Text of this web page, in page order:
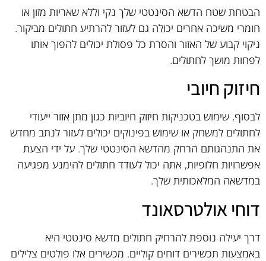
הבטחת שטח הדשא הסינטטי שלך נקי וללא שאריות מזון או
חומרי משיכה אחרים יכולה גם לעזור להרתיע חתולים מביקור.
ניקוי קבוע של האזור והסרת כל פסולת יכולים להפוך אותו
לפחות מושך לחתולים.
חיזוק חיובי
לבסוף, שימוש בטכניקות חיזוק חיוביות כגון מתן אזור ייעודי
לחתולים למשחק או שימוש בפינוקים יכולים לעזור לנתב מחדש
את התנהגותם הרחק מהדשא הסינטטי שלך. על ידי הצעת
אפשרויות חלופיות, אתה יכול לעודד חתולים להימנע מפגיעה
במדשאה המלאכותית שלך.
דוחי אולטרסאונד
דרך יעילה נוספת להרחיק חתולים מדשא סינטטי היא
באמצעות תכשירים דוחים קוליים. מכשירים אלו פולטים צלילים